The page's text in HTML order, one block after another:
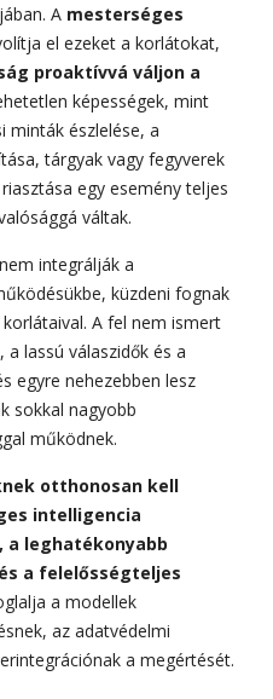
A mesterséges
el ezeket a korlátokat,
proaktívvá váljon a
képességek, mint
minták észlelése, a
tárgyak vagy fegyverek
egy esemény teljes
váltak.
integrálják a
küzdeni fognak
A fel nem ismert
lassú válaszidők és a
egyre nehezebben lesz
sokkal nagyobb
működnek.
otthonosan kell
intelligencia
a leghatékonyabb
a felelősségteljes
a modellek
az adatvédelmi
a megértését.